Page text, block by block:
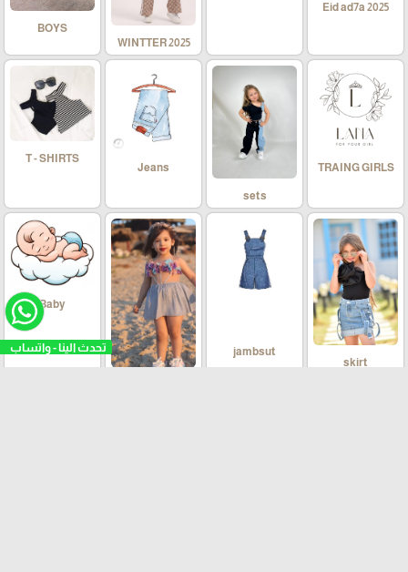
تحدث الينا - واتساب
Eid ad7a 2025
WINTTER 2025
BOYS
TRAING GIRLS
sets
Jeans
T - SHIRTS
skirt
jambsut
Baby